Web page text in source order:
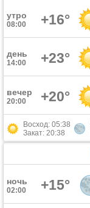
утро
08:00 +16°
день
14:00 +23°
вечер
20:00 +20°
Восход: 05:38
Закат: 20:38
ночь
02:00 +15°